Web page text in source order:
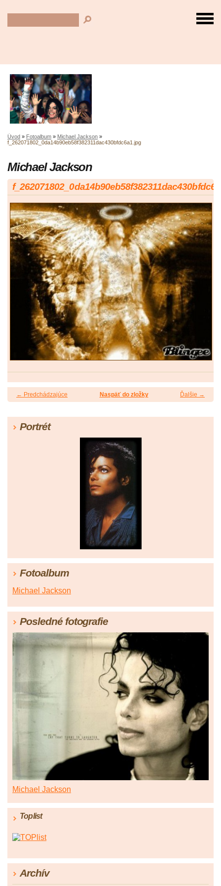
Úvod » Fotoalbum » Michael Jackson »
f_262071802_0da14b90eb58f382311dac430bfdc6a1.jpg
Michael Jackson
← Predchádzajúce Ďalšie →
Naspäť do zložky
Portrét
Fotoalbum
Michael Jackson
Posledné fotografie
Michael Jackson
Toplist
Archív